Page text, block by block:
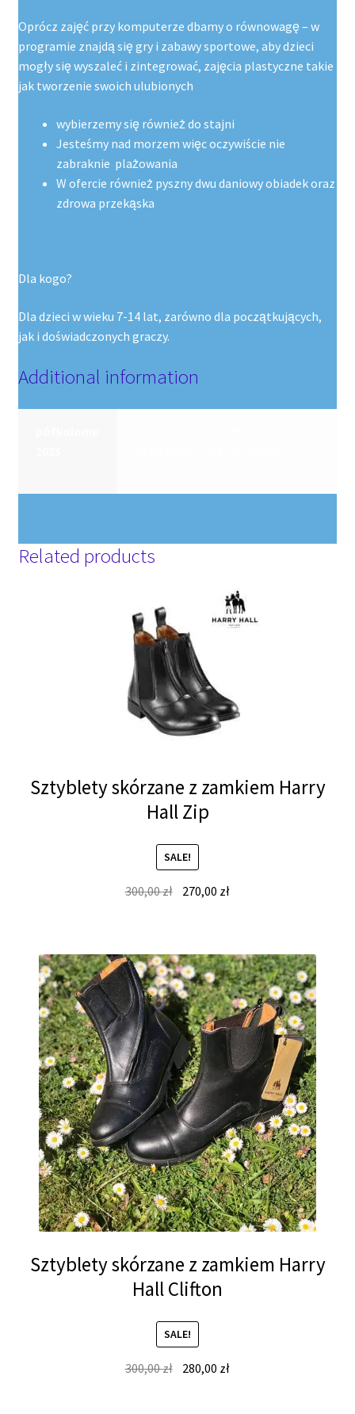
Oprócz zajęć przy komputerze dbamy o równowagę – w
programie znajdą się gry i zabawy sportowe, aby dzieci
mogły się wyszaleć i zintegrować, zajęcia plastyczne takie
jak tworzenie swoich ulubionych
wybierzemy się również do stajni
Jesteśmy nad morzem więc oczywiście nie
zabraknie plażowania
W ofercie również pyszny dwu daniowy obiadek oraz
zdrowa przekąska
Dla kogo?
Dla dzieci w wieku 7-14 lat, zarówno dla początkujących,
jak i doświadczonych graczy.
Additional information
Related products
Sztyblety skórzane z zamkiem Harry
Hall Zip
SALE!
300,00zł Original
270,00 złCurrent
Sztyblety skórzane z zamkiem Harry
Hall Clifton
SALE!
300,00zł Original
280,00 złCurrent